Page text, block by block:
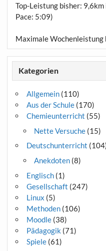
Top-Leistung bisher:
Pace: 5:09)
Maximale Wochenleistung
Kategorien
Allgemein(110)
Aus der Schule(170)
Chemieunterricht (55)
Nette Versuche(15)
Deutschunterricht
Anekdoten(8)
Englisch(1)
Gesellschaft (247)
Linux (5)
Methoden(106)
Moodle(38)
Pädagogik (71)
Spiele(61)